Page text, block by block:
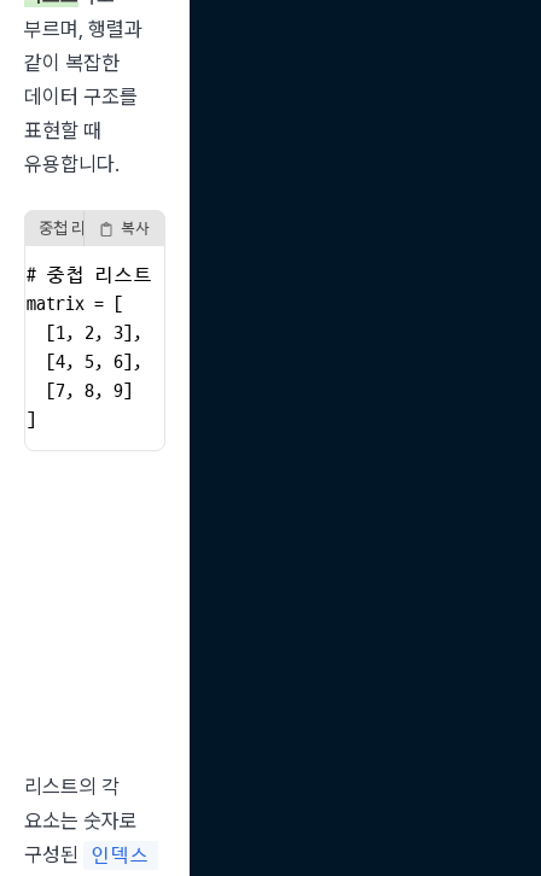
부르며, 행렬과
같이 복잡한
데이터 구조를
표현할 때
유용합니다.
중첩 리스트 예시
복사
# 중첩 리스트
matrix = [
  [1, 2, 3],
  [4, 5, 6],
  [7, 8, 9]
]
리스트의 각
요소는 숫자로
구성된
인덱스